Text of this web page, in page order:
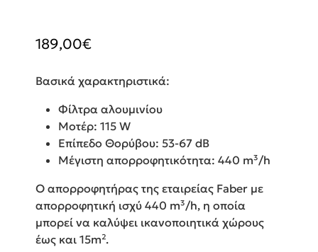
189,00€
Βασικά χαρακτηριστικά:
Φίλτρα αλουμινίου
Μοτέρ: 115 W
Επίπεδο Θορύβου: 53-67 dB
Μέγιστη απορροφητικότητα: 440 m³/h
Ο απορροφητήρας της εταιρείας Faber με
απορροφητική ισχύ 440 m³/h, η οποία
μπορεί να καλύψει ικανοποιητικά χώρους
έως και 15m².